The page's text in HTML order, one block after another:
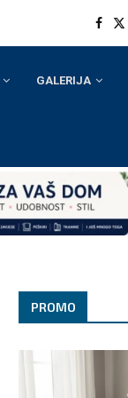
GALERIJA
PROMO